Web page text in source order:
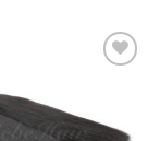
souhaits